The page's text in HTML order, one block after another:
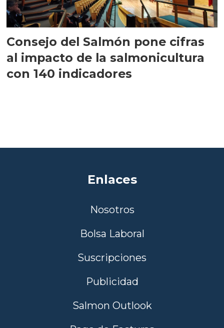
Consejo del Salmón pone cifras
al impacto de la salmonicultura
con 140 indicadores
Enlaces
Nosotros
Bolsa Laboral
Suscripciones
Publicidad
Salmon Outlook